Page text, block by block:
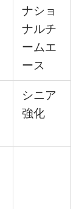
ナショ
ナルチ
ームエ
ース
シニア
強化